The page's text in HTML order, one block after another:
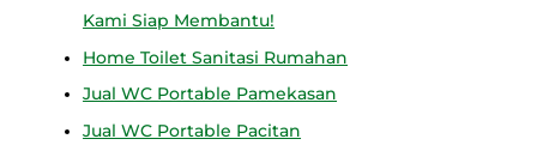
Kami Siap Membantu!
Home Toilet Sanitasi Rumahan
Jual WC Portable Pamekasan
Jual WC Portable Pacitan